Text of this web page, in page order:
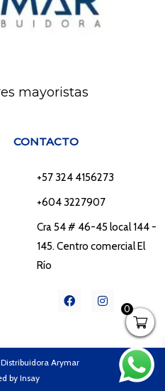
mayoristas
CONTACTO
+57 324 4156273
+604 3227907
Cra 54 # 46-45 local 144 -
145. Centro comercial El
Río
F
a
o
o
I
n
g
Arymar
by Insay
0